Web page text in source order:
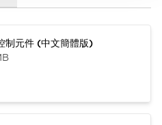
元件 (中文簡體版)